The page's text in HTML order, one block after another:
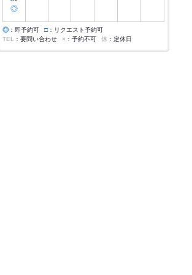
◎
◎ ：即予約可 □ ：リクエスト予約可
TEL
：要問い合わせ × ：予約不可 休 ：定休日